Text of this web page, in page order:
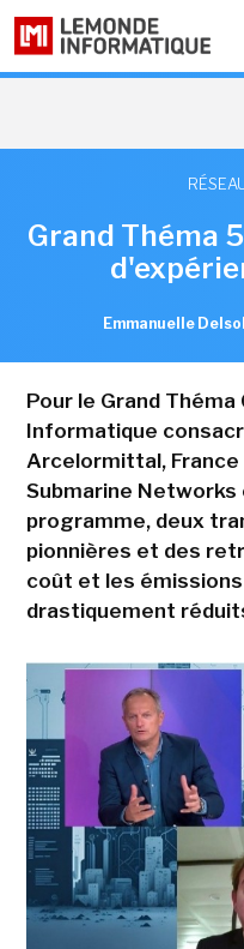
Grand Théma
Emmanuelle Delsol
Pour le Grand Théma
Informatique
Arcelormittal,
Submarine
programme, deux
pionnières et des
coût et les
drastiquement